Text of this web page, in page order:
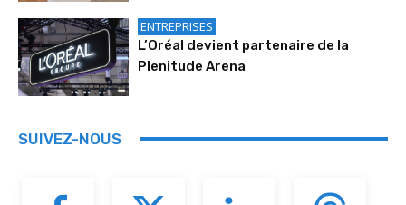
ENTREPRISES
L’Oréal devient partenaire de la
Plenitude Arena
SUIVEZ-NOUS